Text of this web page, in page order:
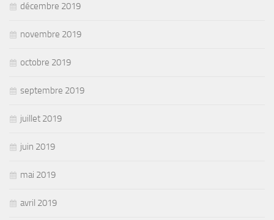
décembre 2019
novembre 2019
octobre 2019
septembre 2019
juillet 2019
juin 2019
mai 2019
avril 2019